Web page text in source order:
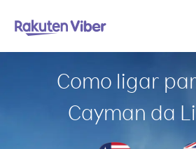
Como ligar
Cayman da